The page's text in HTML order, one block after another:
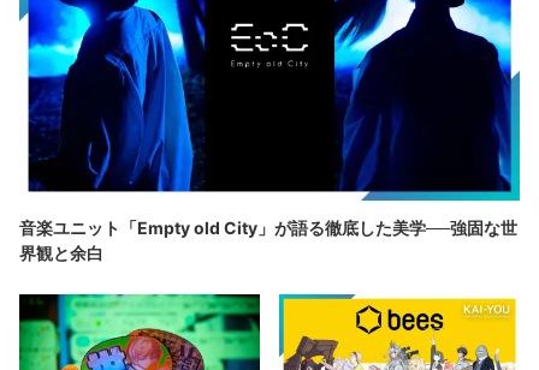
音楽ユニット「Empty old City」が語る徹底した美学──強固な世
界観と余白